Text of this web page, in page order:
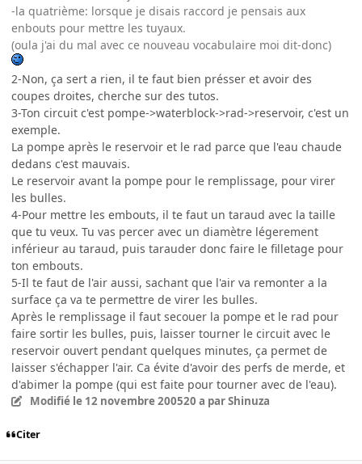
-la quatrième: lorsque je disais raccord je pensais aux
enbouts pour mettre les tuyaux.
(oula j'ai du mal avec ce nouveau vocabulaire moi dit-donc)
2-Non, ça sert a rien, il te faut bien présser et avoir des
coupes droites, cherche sur des tutos.
3-Ton circuit c'est pompe->waterblock->rad->reservoir, c'est un
exemple.
La pompe après le reservoir et le rad parce que l'eau chaude
dedans c'est mauvais.
Le reservoir avant la pompe pour le remplissage, pour virer
les bulles.
4-Pour mettre les embouts, il te faut un taraud avec la taille
que tu veux. Tu vas percer avec un diamètre légerement
inférieur au taraud, puis tarauder donc faire le filletage pour
ton embouts.
5-Il te faut de l'air aussi, sachant que l'air va remonter a la
surface ça va te permettre de virer les bulles.
Après le remplissage il faut secouer la pompe et le rad pour
faire sortir les bulles, puis, laisser tourner le circuit avec le
reservoir ouvert pendant quelques minutes, ça permet de
laisser s'échapper l'air. Ca évite d'avoir des perfs de merde, et
d'abimer la pompe (qui est faite pour tourner avec de l'eau).
Modifié le 12 novembre 200520 a par Shinuza
Citer